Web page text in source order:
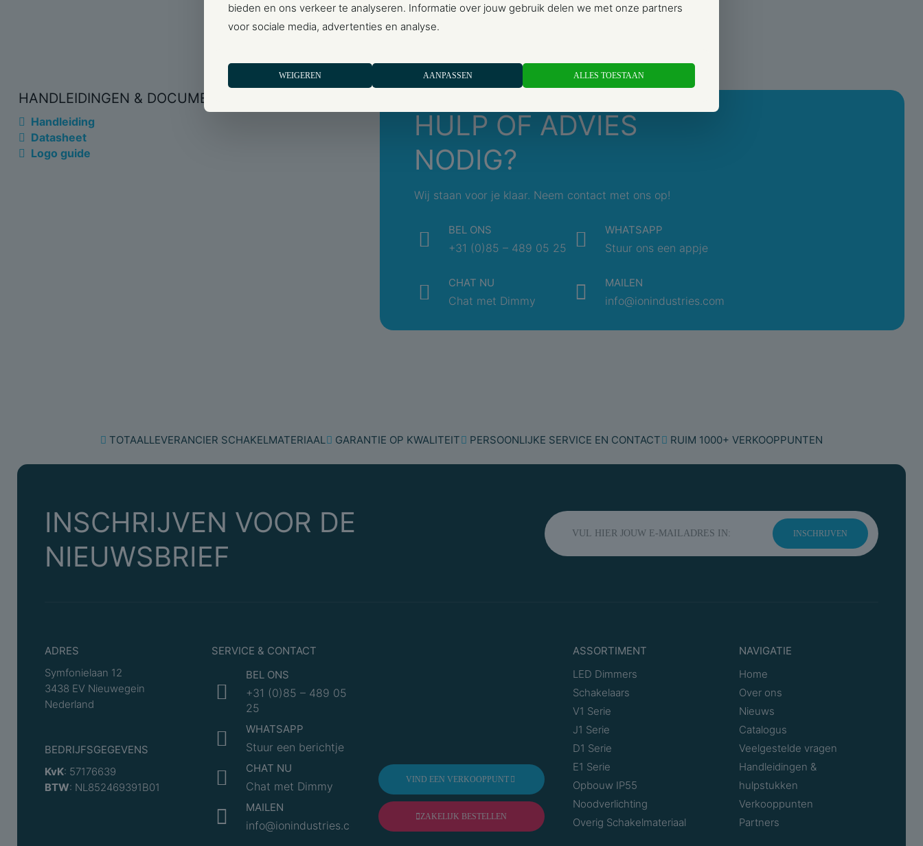
Montagerichting
Overig
Materiaal
Materiaalkwaliteit
Uitvoering oppervlakte
beschermingsgraad (IP)
IP55
Nom. (meet)stroom
Overspanningsbeveiliging
Nee
Met glaszekering
Aantal actieve contacten
Compatible met Apple
Compatible met Google
Alexa
Met IFTTT ondersteuning
Opbouw Combinatie Horizontaal
HANDLEIDINGEN & DOCUMENTEN
Handleiding
Datasheet
Logo guide
HULP OF ADVIES
NODIG?
Wij staan voor je klaar. Neem contact met ons op!
BEL ONS
+31 (0)85 – 489 05 25
WHATSAPP
Stuur ons een appje
CHAT NU
Chat met Dimmy
MAILEN
info@ionindustries.com
TOTAALLEVERANCIER SCHAKELMATERIAAL GARANTIE OP KWALITEIT PERSOONLIJKE SERVICE EN CONTACT RUIM 1000+ VERKOOPPUNTEN
INSCHRIJVEN VOOR DE
NIEUWSBRIEF
INSCHRIJVEN
ADRES
Symfonielaan 12
3438 EV Nieuwegein
Nederland
BEDRIJFSGEGEVENS
KvK: 57176639
BTW: NL852469391B01
SERVICE & CONTACT
BEL ONS
+31 (0)85 – 489 05
25
WHATSAPP
Stuur een berichtje
CHAT NU
Chat met Dimmy
MAILEN
info@ionindustries.com
VIND EEN VERKOOPPUNT
ZAKELIJK BESTELLEN
ASSORTIMENT
LED Dimmers
Schakelaars
V1 Serie
J1 Serie
D1 Serie
E1 Serie
Opbouw IP55
Noodverlichting
Overig Schakelmateriaal
NAVIGATIE
Home
Over ons
Nieuws
Catalogus
Veelgestelde vragen
Handleidingen &
hulpstukken
Verkooppunten
Partners
bieden en ons verkeer te analyseren. Informatie over jouw gebruik delen we met onze partners
voor sociale media, advertenties en analyse.
WEIGEREN AANPASSEN ALLES TOESTAAN